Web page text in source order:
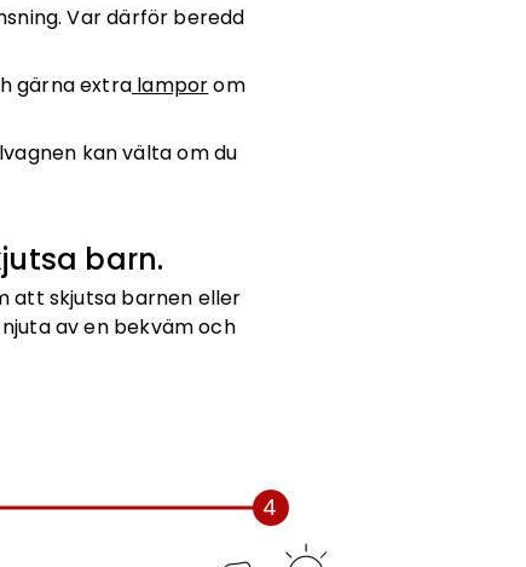
Var därför beredd
gärna extra lamporom
kan välta om du
barn.
att skjutsa barnen eller
av en bekväm och
4